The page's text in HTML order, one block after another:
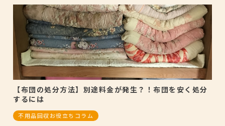
【布団の処分方法】別途料金が発生？！布団を安く処分
するには
不用品回収お役立ちコラム